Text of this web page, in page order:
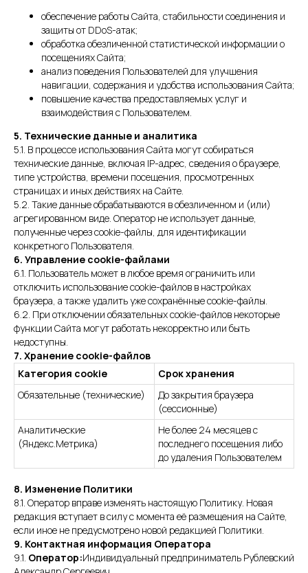
обеспечение работы Сайта, стабильности соединения и
защиты от DDoS-атак;
обработка обезличенной статистической информации о
посещениях Сайта;
анализ поведения Пользователей для улучшения
навигации, содержания и удобства использования Сайта;
повышение качества предоставляемых услуг и
взаимодействия с Пользователем.
5. Технические данные и аналитика
5.1. В процессе использования Сайта могут собираться
технические данные, включая IP-адрес, сведения о браузере,
типе устройства, времени посещения, просмотренных
страницах и иных действиях на Сайте.
5.2. Такие данные обрабатываются в обезличенном и (или)
агрегированном виде. Оператор не использует данные,
полученные через cookie-файлы, для идентификации
конкретного Пользователя.
6. Управление cookie-файлами
6.1. Пользователь может в любое время ограничить или
отключить использование cookie-файлов в настройках
браузера, а также удалить уже сохранённые cookie-файлы.
6.2. При отключении обязательных cookie-файлов некоторые
функции Сайта могут работать некорректно или быть
недоступны.
7. Хранение cookie-файлов
Категория cookie
Срок хранения
Обязательные (технические)
До закрытия браузера
(сессионные)
Аналитические
(Яндекс.Метрика)
Не более 24 месяцев с
последнего посещения либо
до удаления Пользователем
8. Изменение Политики
8.1. Оператор вправе изменять настоящую Политику. Новая
редакция вступает в силу с момента её размещения на Сайте,
если иное не предусмотрено новой редакцией Политики.
9. Контактная информация Оператора
9.1. Оператор:Индивидуальный предприниматель Рублевский